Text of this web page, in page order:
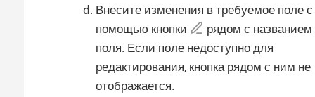
Внесите изменения в требуемое поле с
помощью кнопки
рядом с названием
поля. Если поле недоступно для
редактирования, кнопка рядом с ним не
отображается.